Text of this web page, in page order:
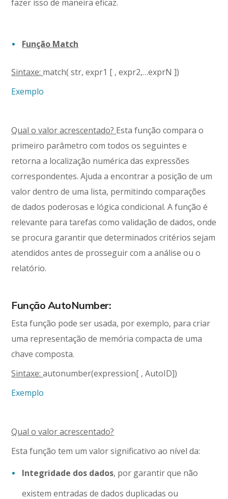
fazer isso de maneira eficaz.
Função Match
Sintaxe: match( str, expr1 [ , expr2,…exprN ])
Exemplo
Qual o valor acrescentado? Esta função compara o
primeiro parâmetro com todos os seguintes e
retorna a localização numérica das expressões
correspondentes. Ajuda a encontrar a posição de um
valor dentro de uma lista, permitindo comparações
de dados poderosas e lógica condicional. A função é
relevante para tarefas como validação de dados, onde
se procura garantir que determinados critérios sejam
atendidos antes de prosseguir com a análise ou o
relatório.
Função AutoNumber:
Esta função pode ser usada, por exemplo, para criar
uma representação de memória compacta de uma
chave composta.
Sintaxe:autonumber(expression[ , AutoID])
Exemplo
Qual o valor acrescentado?
Esta função tem um valor significativo ao nível da:
Integridade dos dados, por garantir que não
existem entradas de dados duplicadas ou